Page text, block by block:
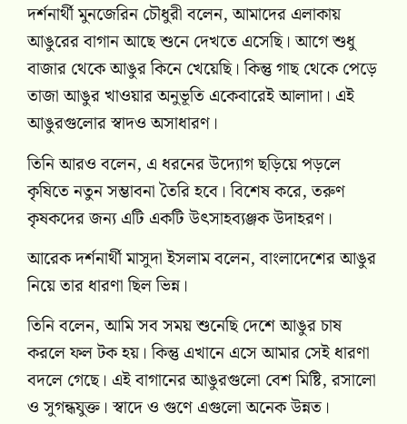
দর্শনার্থী মুনজেরিন চৌধুরী বলেন, আমাদের এলাকায়
আঙুরের বাগান আছে শুনে দেখতে এসেছি। আগে শুধু
বাজার থেকে আঙুর কিনে খেয়েছি। কিন্তু গাছ থেকে পেড়ে
তাজা আঙুর খাওয়ার অনুভূতি একেবারেই আলাদা। এই
আঙুরগুলোর স্বাদও অসাধারণ।
তিনি আরও বলেন, এ ধরনের উদ্যোগ ছড়িয়ে পড়লে
কৃষিতে নতুন সম্ভাবনা তৈরি হবে। বিশেষ করে, তরুণ
কৃষকদের জন্য এটি একটি উৎসাহব্যঞ্জক উদাহরণ।
আরেক দর্শনার্থী মাসুদা ইসলাম বলেন, বাংলাদেশের আঙুর
নিয়ে তার ধারণা ছিল ভিন্ন।
তিনি বলেন, আমি সব সময় শুনেছি দেশে আঙুর চাষ
করলে ফল টক হয়। কিন্তু এখানে এসে আমার সেই ধারণা
বদলে গেছে। এই বাগানের আঙুরগুলো বেশ মিষ্টি, রসালো
ও সুগন্ধযুক্ত। স্বাদে ও গুণে এগুলো অনেক উন্নত।